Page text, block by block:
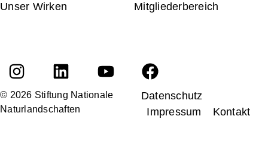
Unser Wirken Mitgliederbereich
© 2026 Stiftung Nationale
Naturlandschaften
Datenschutz
Impressum
Kontakt